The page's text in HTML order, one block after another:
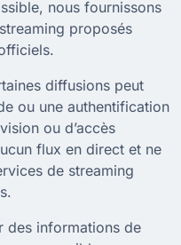
nous fournissons
proposés
diffusions peut
ou une authentification
ou d’accès
flux en direct et ne
de streaming
des informations de